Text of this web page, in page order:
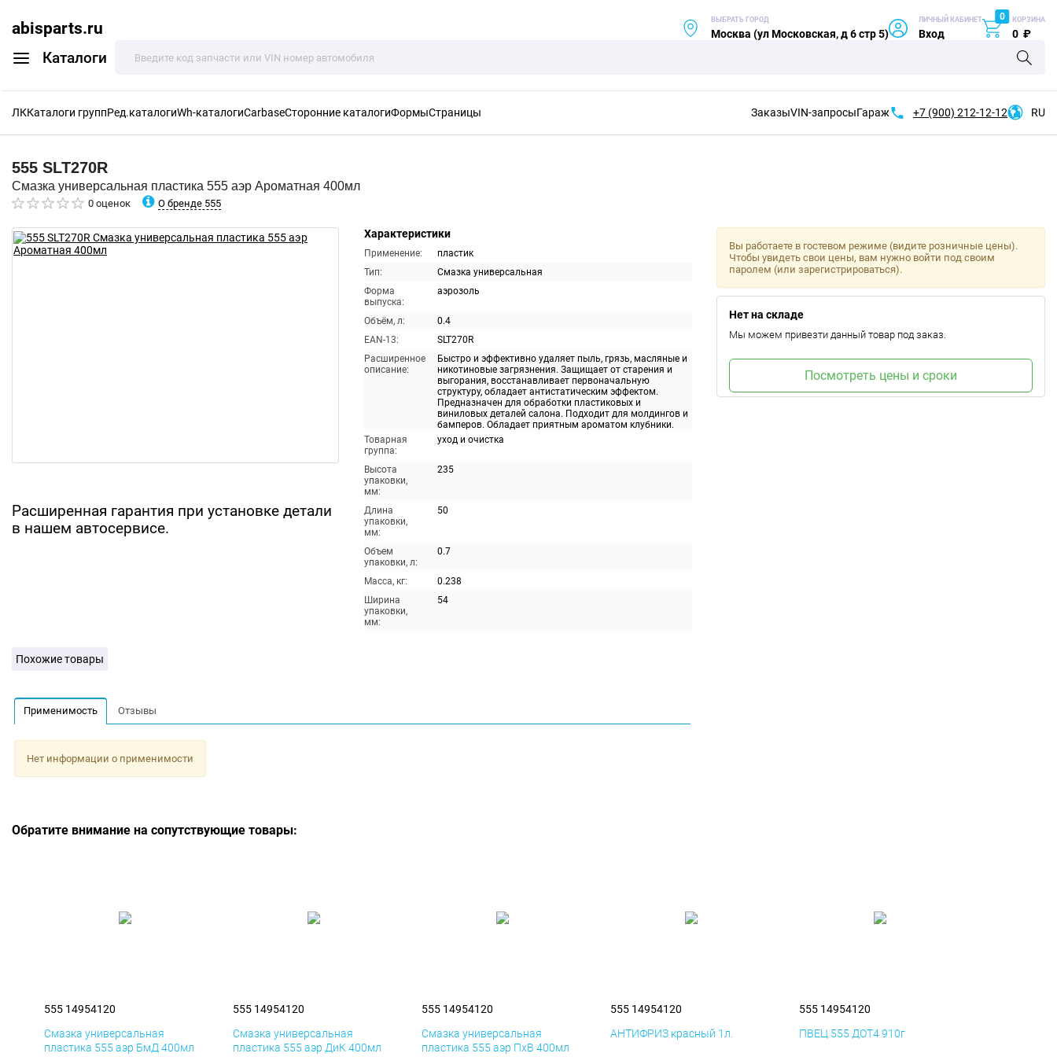
abisparts.ru
Каталоги
ВЫБРАТЬ ГОРОД
Москва (ул Московская, д 6 стр 5)
ЛИЧНЫЙ КАБИНЕТ
Вход
0 КОРЗИНА
0 ₽
ЛККаталоги группРед.каталогиWh-каталогиCarbaseСторонние каталогиФормыСтраницы ЗаказыVIN-запросыГараж +7 (900) 212-12-12 RU
555 SLT270R
Смазка универсальная пластика 555 аэр Ароматная 400мл
0 оценок О бренде 555
Расширенная гарантия при установке детали
в нашем автосервисе.
Характеристики
Применение:
пластик
Тип:
Смазка универсальная
Форма
выпуска:
аэрозоль
Объём, л:
0.4
EAN-13:
SLT270R
Расширенное
описание:
Быстро и эффективно удаляет пыль, грязь, масляные и
никотиновые загрязнения. Защищает от старения и
выгорания, восстанавливает первоначальную
структуру, обладает антистатическим эффектом.
Предназначен для обработки пластиковых и
виниловых деталей салона. Подходит для молдингов и
бамперов. Обладает приятным ароматом клубники.
Товарная
группа:
уход и очистка
Высота
упаковки,
мм:
235
Длина
упаковки,
мм:
50
Объем
упаковки, л:
0.7
Масса, кг:
0.238
Ширина
упаковки,
мм:
54
Вы работаете в гостевом режиме (видите розничные цены).
Чтобы увидеть свои цены, вам нужно войти под своим
паролем (или зарегистрироваться).
Нет на складе
Мы можем привезти данный товар под заказ.
Посмотреть цены и сроки
Похожие товары
Применимость Отзывы
Нет информации о применимости
Обратите внимание на сопутствующие товары:
555 14954120
Смазка универсальная
пластика 555 аэр БмД 400мл
555 14954120
Смазка универсальная
пластика 555 аэр ДиК 400мл
555 14954120
Смазка универсальная
пластика 555 аэр ПхВ 400мл
555 14954120
АНТИФРИЗ красный 1л.
555 14954120
ПВЕЦ 555 ДОТ4 910г